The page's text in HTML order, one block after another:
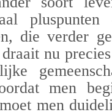
die verder
nu
men
men